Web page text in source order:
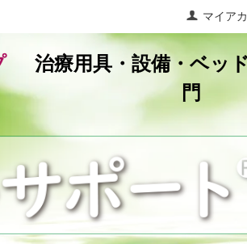
マイア
治療用具・設備・ベッ
門